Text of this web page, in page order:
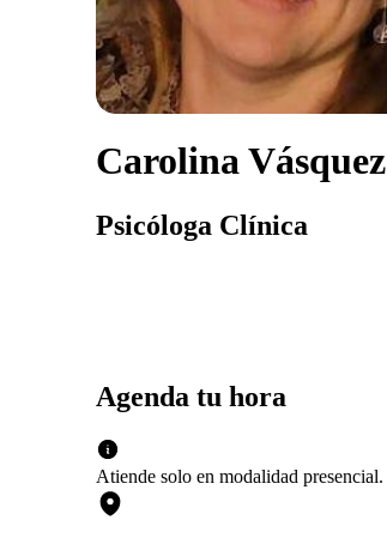
Carolina Vásquez
Psicóloga Clínica
Agenda tu hora
Atiende solo en modalidad presencial.